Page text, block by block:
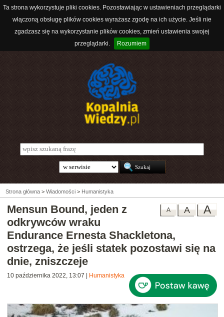
Ta strona wykorzystuje pliki cookies. Pozostawiając w ustawieniach przeglądarki
włączoną obsługę plików cookies wyrażasz zgodę na ich użycie. Jeśli nie
zgadzasz się na wykorzystanie plików cookies, zmień ustawienia swojej
przeglądarki.
Rozumiem
Strona główna > Wiadomości > Humanistyka
A
A
A
Mensun Bound, jeden z
odkrywców wraku
Endurance Ernesta Shackletona,
ostrzega, że jeśli statek pozostawi się na
dnie, zniszczeje
10 października 2022, 13:07 Humanistyka